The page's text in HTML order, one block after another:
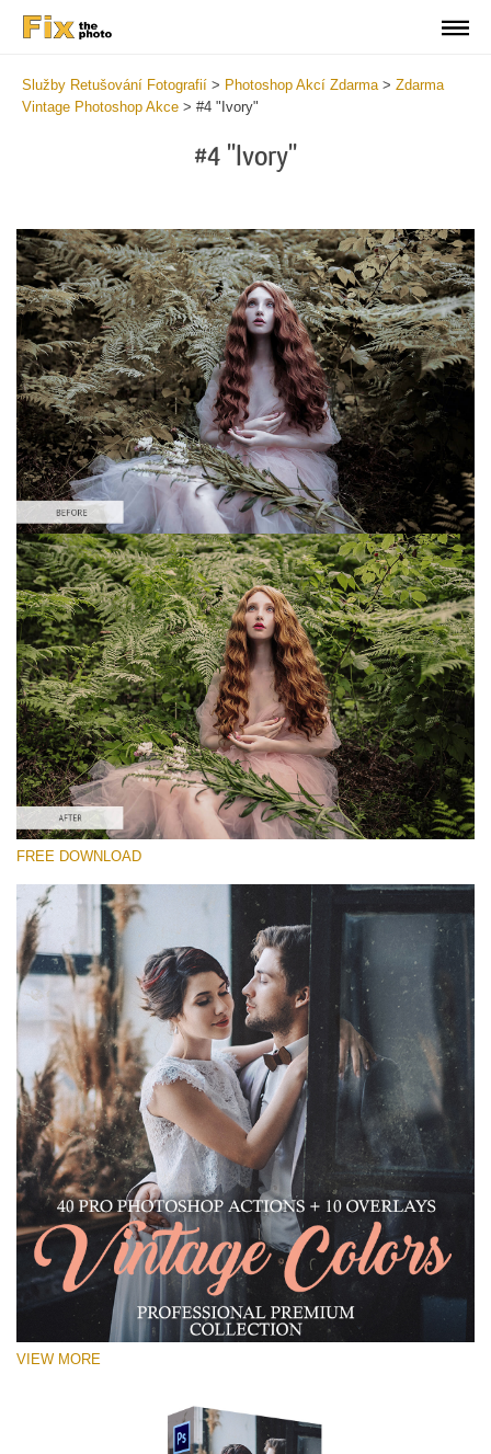
Služby Retušování Fotografií > Photoshop Akcí Zdarma> Zdarma
Vintage Photoshop Akce > #4 "Ivory"
#4 "Ivory"
Prosím vyberte
Free Vintage Action #4
Vintage Colors
Cinematic Complete
Entire Collection
Stažení zdarma
FREE DOWNLOAD
VIEW MORE